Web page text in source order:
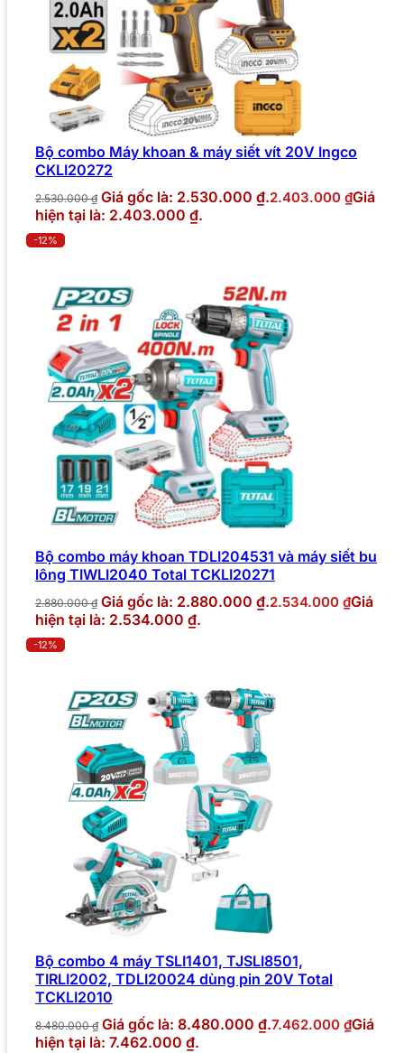
Bộ combo Máy khoan & máy siết vít 20V Ingco
CKLI20272
2.530.000₫ Giá gốc là: 2.530.000 ₫.2.403.000 ₫Giá
hiện tại là: 2.403.000 ₫.
-12%
Bộ combo máy khoan TDLI204531 và máy siết bu
lông TIWLI2040 Total TCKLI20271
2.880.000₫ Giá gốc là: 2.880.000 ₫.2.534.000 ₫Giá
hiện tại là: 2.534.000 ₫.
-12%
Bộ combo 4 máy TSLI1401, TJSLI8501,
TIRLI2002, TDLI20024 dùng pin 20V Total
TCKLI2010
8.480.000₫ Giá gốc là: 8.480.000 ₫.7.462.000 ₫Giá
hiện tại là: 7.462.000 ₫.